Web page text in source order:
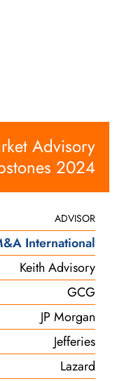
Advisory
2024
ADVISOR
International
Keith Advisory
GCG
JP Morgan
Jefferies
Lazard